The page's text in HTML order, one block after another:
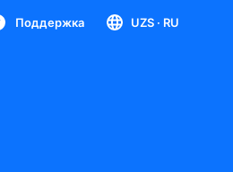
Поддержка UZS · RU